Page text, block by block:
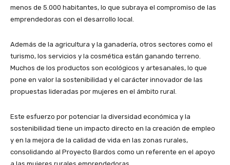
menos de 5.000 habitantes, lo que subraya el compromiso de las
emprendedoras con el desarrollo local.
Además de la agricultura y la ganadería, otros sectores como el
turismo, los servicios y la cosmética están ganando terreno.
Muchos de los productos son ecológicos y artesanales, lo que
pone en valor la sostenibilidad y el carácter innovador de las
propuestas lideradas por mujeres en el ámbito rural.
Este esfuerzo por potenciar la diversidad económica y la
sostenibilidad tiene un impacto directo en la creación de empleo
y en la mejora de la calidad de vida en las zonas rurales,
consolidando al Proyecto Bardos como un referente en el apoyo